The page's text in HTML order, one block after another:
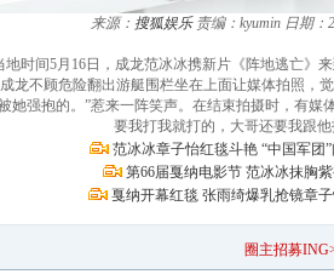
来源： 搜狐娱乐 责编：kyumin 日期：
时间5月16日，成龙范冰冰携新片《阵地逃亡
龙不顾危险翻出游艇围栏坐在上面让媒体拍照，
她强抱的。”惹来一阵笑声。在结束拍摄时，有
要我打我就打的，大哥还要我跟他
范冰冰章子怡红毯斗艳 “中国军团
第66届戛纳电影节 范冰冰抹胸
戛纳开幕红毯 张雨绮爆乳抢镜章
圈主招募